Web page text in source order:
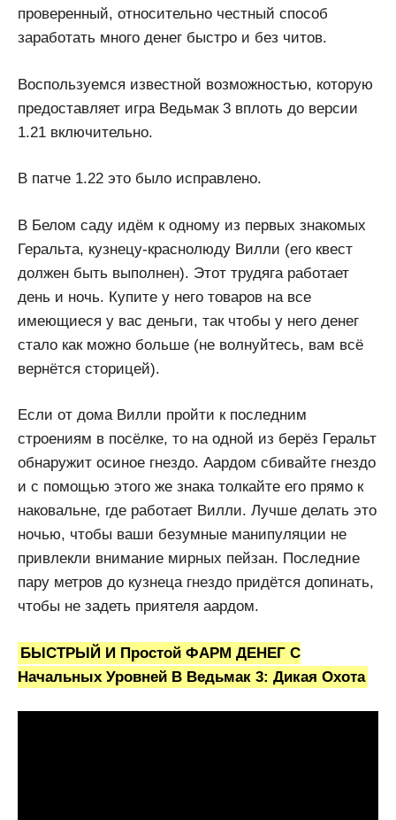
проверенный, относительно честный способ
заработать много денег быстро и без читов.
Воспользуемся известной возможностью, которую
предоставляет игра Ведьмак 3 вплоть до версии
1.21 включительно.
В патче 1.22 это было исправлено.
В Белом саду идём к одному из первых знакомых
Геральта, кузнецу-краснолюду Вилли (его квест
должен быть выполнен). Этот трудяга работает
день и ночь. Купите у него товаров на все
имеющиеся у вас деньги, так чтобы у него денег
стало как можно больше (не волнуйтесь, вам всё
вернётся сторицей).
Если от дома Вилли пройти к последним
строениям в посёлке, то на одной из берёз Геральт
обнаружит осиное гнездо. Аардом сбивайте гнездо
и с помощью этого же знака толкайте его прямо к
наковальне, где работает Вилли. Лучше делать это
ночью, чтобы ваши безумные манипуляции не
привлекли внимание мирных пейзан. Последние
пару метров до кузнеца гнездо придётся допинать,
чтобы не задеть приятеля аардом.
БЫСТРЫЙ И Простой ФАРМ ДЕНЕГ С
Начальных Уровней В Ведьмак 3: Дикая Охота